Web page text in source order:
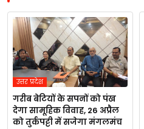
उत्तर प्रदेश
गरीब बेटियों के सपनों को पंख
देगा सामूहिक विवाह, 26 अप्रैल
को तुर्कपट्टी में सजेगा मंगलमंच